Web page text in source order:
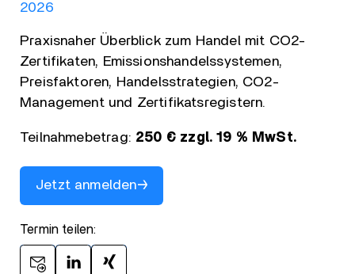
2026
Praxisnaher Überblick zum Handel mit CO2-
Zertifikaten, Emissionshandelssystemen,
Preisfaktoren, Handelsstrategien, CO2-
Management und Zertifikatsregistern.
Teilnahmebetrag: 250 € zzgl. 19 % MwSt.
Jetzt anmelden
Termin teilen: